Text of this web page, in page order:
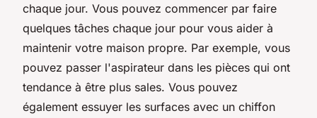
chaque jour. Vous pouvez commencer par faire
quelques tâches chaque jour pour vous aider à
maintenir votre maison propre. Par exemple, vous
pouvez passer l'aspirateur dans les pièces qui ont
tendance à être plus sales. Vous pouvez
également essuyer les surfaces avec un chiffon